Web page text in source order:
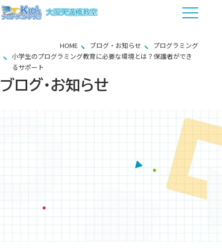
ブログ・お知らせ
HOME ブログ・お知らせ
プログラミング
小学生のプログラミング教育に必要な環境とは？保護者ができ
るサポート